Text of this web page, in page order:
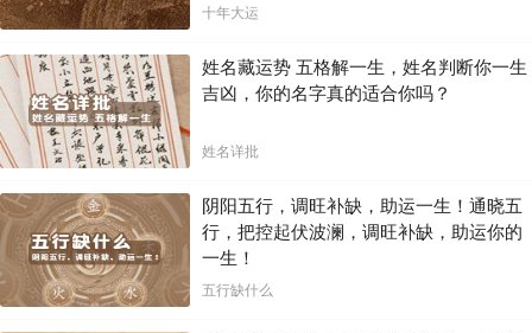
十年大运
姓名藏运势 五格解一生，姓名判断你一生
吉凶，你的名字真的适合你吗？
姓名详批
阴阳五行，调旺补缺，助运一生！通晓五
行，把控起伏波澜，调旺补缺，助运你的
一生！
五行缺什么